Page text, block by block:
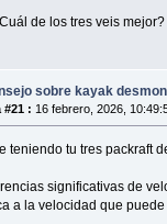
de los tres veis mejor?
sobre kayak
#21 : 16 febrero, 2026,
teniendo tu tres packraft
significativas de
a la velocidad que